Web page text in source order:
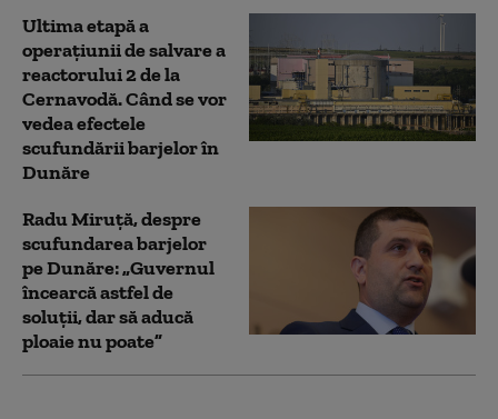
Ultima etapă a
operațiunii de salvare a
reactorului 2 de la
Cernavodă. Când se vor
vedea efectele
scufundării barjelor în
Dunăre
Radu Miruță, despre
scufundarea barjelor
pe Dunăre: „Guvernul
încearcă astfel de
soluții, dar să aducă
ploaie nu poate”